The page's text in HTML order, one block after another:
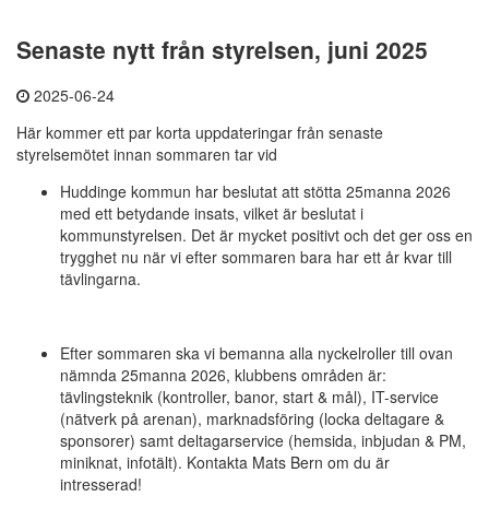
Senaste nytt från styrelsen, juni 2025
2025-06-24
Här kommer ett par korta uppdateringar från senaste
styrelsemötet innan sommaren tar vid
Huddinge kommun har beslutat att stötta 25manna 2026
med ett betydande insats, vilket är beslutat i
kommunstyrelsen. Det är mycket positivt och det ger oss en
trygghet nu när vi efter sommaren bara har ett år kvar till
tävlingarna.
Efter sommaren ska vi bemanna alla nyckelroller till ovan
nämnda 25manna 2026, klubbens områden är:
tävlingsteknik (kontroller, banor, start & mål), IT-service
(nätverk på arenan), marknadsföring (locka deltagare &
sponsorer) samt deltagarservice (hemsida, inbjudan & PM,
miniknat, infotält). Kontakta Mats Bern om du är
intresserad!